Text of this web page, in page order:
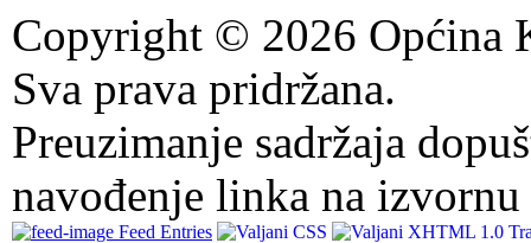
Copyright © 2026 Općina
Sva prava pridržana.
Preuzimanje sadržaja
navođenje linka na izvornu
Feed Entries